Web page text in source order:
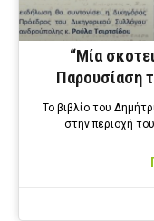
“Μία
Παρουσίαση
Το βιβλίο του
στην περιοχή